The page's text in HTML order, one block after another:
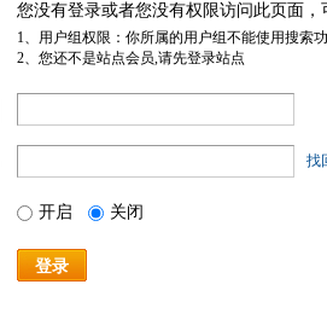
您没有登录或者您没有权限访问此页面
1、用户组权限：你所属的用户组不能使用搜索
2、您还不是站点会员,请先登录站点
找
开启 关闭
登录